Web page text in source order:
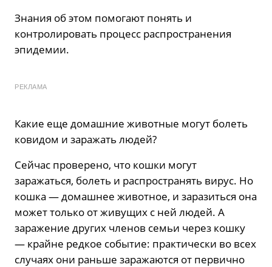
Знания об этом помогают понять и
контролировать процесс распространения
эпидемии.
РЕКЛАМА
Какие еще домашние животные могут болеть
ковидом и заражать людей?
Сейчас проверено, что кошки могут
заражаться, болеть и распространять вирус. Но
кошка — домашнее животное, и заразиться она
может только от живущих с ней людей. А
заражение других членов семьи через кошку
— крайне редкое событие: практически во всех
случаях они раньше заражаются от первично